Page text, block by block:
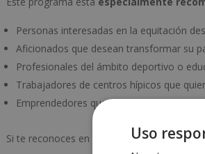
Personas interesadas en la equitación
Aficionados que desean transformar su
Profesionales del ámbito deportivo o
Trabajadores de centros hípicos que
Emprendedores que desean montar su
Si te reconoces en alguno de estos
Uso